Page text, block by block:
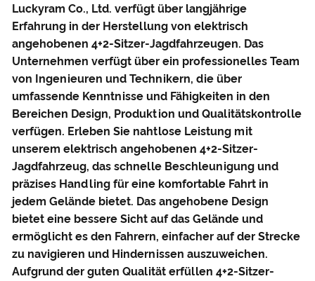
Luckyram Co., Ltd. verfügt über langjährige
Erfahrung in der Herstellung von elektrisch
angehobenen 4+2-Sitzer-Jagdfahrzeugen. Das
Unternehmen verfügt über ein professionelles Team
von Ingenieuren und Technikern, die über
umfassende Kenntnisse und Fähigkeiten in den
Bereichen Design, Produktion und Qualitätskontrolle
verfügen. Erleben Sie nahtlose Leistung mit
unserem elektrisch angehobenen 4+2-Sitzer-
Jagdfahrzeug, das schnelle Beschleunigung und
präzises Handling für eine komfortable Fahrt in
jedem Gelände bietet. Das angehobene Design
bietet eine bessere Sicht auf das Gelände und
ermöglicht es den Fahrern, einfacher auf der Strecke
zu navigieren und Hindernissen auszuweichen.
Aufgrund der guten Qualität erfüllen 4+2-Sitzer-